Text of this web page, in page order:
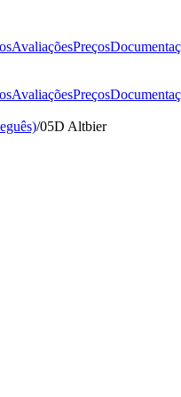
AvaliaçõesPreços
AvaliaçõesPreços
/05D Altbier